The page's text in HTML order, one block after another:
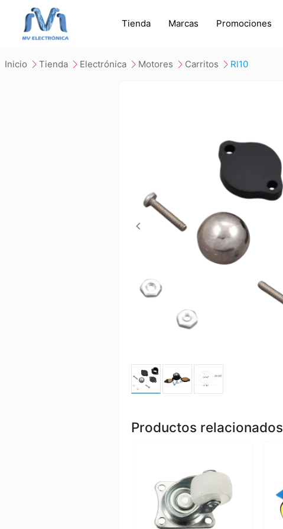
Tienda Marcas Promociones
inicio tienda electrónica motores carritos rl10
Productos relacionados